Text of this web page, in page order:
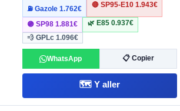
⛽ Gazole1.762€
🔴 SP95-E10 1.943€
🟣 SP981.881€ 🌿 E85 0.937€
💨 GPLc1.096€
WhatsApp 📋 Copier
🗺️ Y aller